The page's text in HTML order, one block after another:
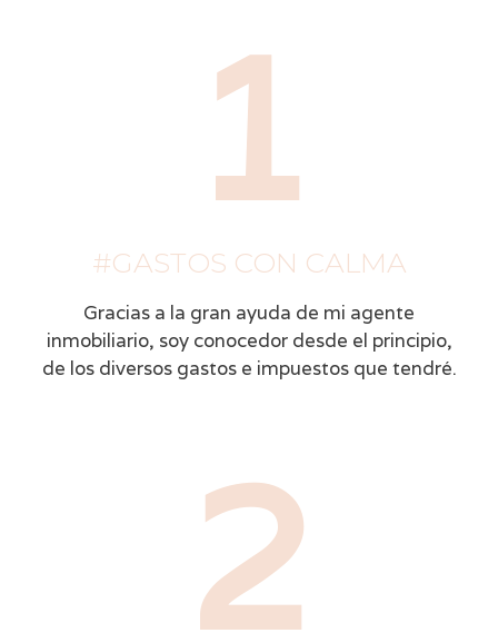
1
#GASTOS CON CALMA
Gracias a la gran ayuda de mi agente
inmobiliario, soy conocedor desde el principio,
de los diversos gastos e impuestos que tendré.
2